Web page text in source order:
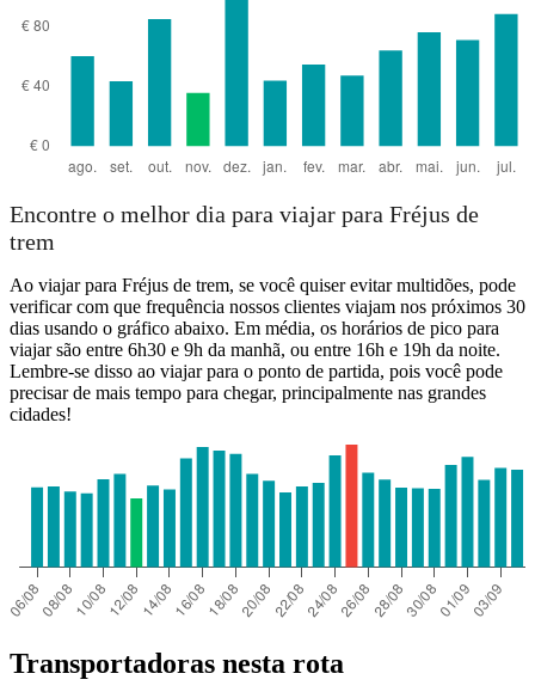
Encontre o melhor dia para viajar para Fréjus de
trem
Ao viajar para Fréjus de trem, se você quiser evitar multidões, pode
verificar com que frequência nossos clientes viajam nos próximos 30
dias usando o gráfico abaixo. Em média, os horários de pico para
viajar são entre 6h30 e 9h da manhã, ou entre 16h e 19h da noite.
Lembre-se disso ao viajar para o ponto de partida, pois você pode
precisar de mais tempo para chegar, principalmente nas grandes
cidades!
Transportadoras nesta rota